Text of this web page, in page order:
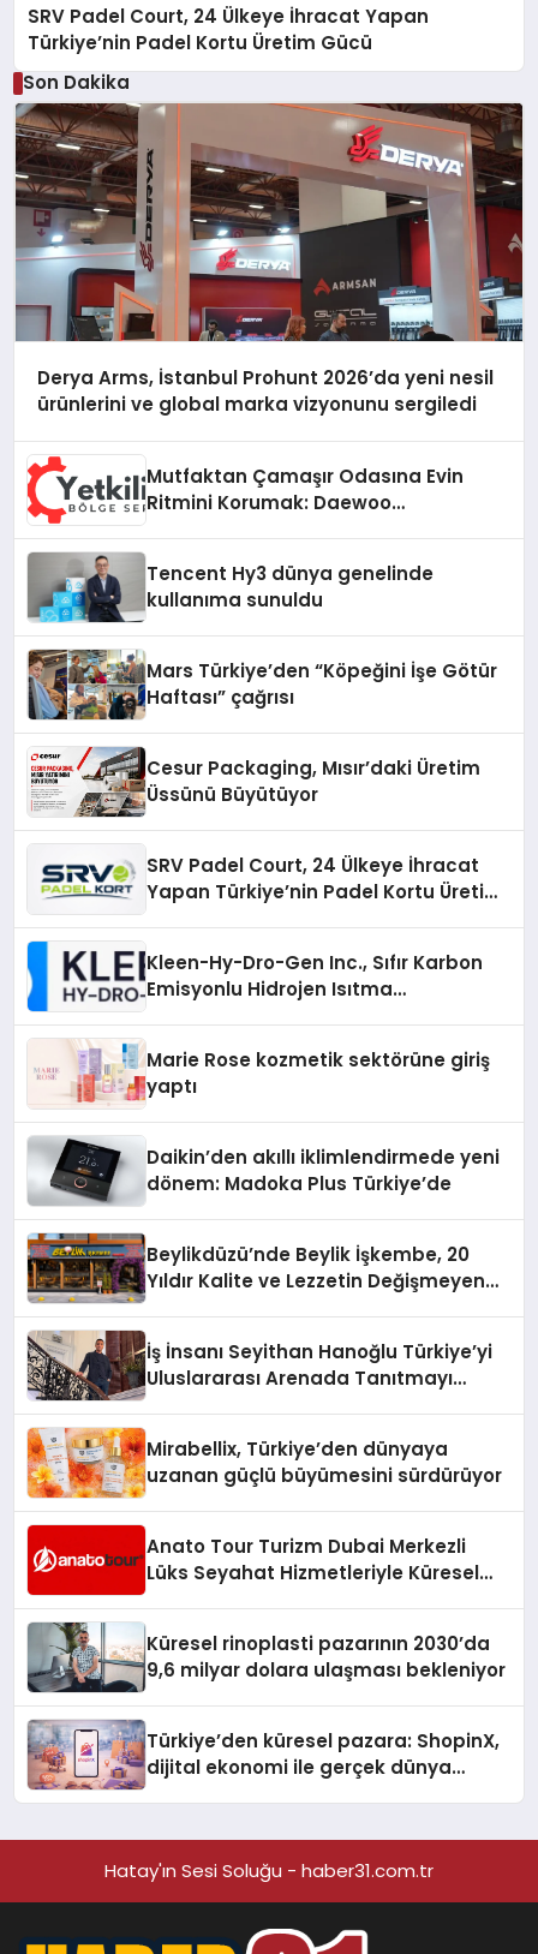
SRV Padel Court, 24 Ülkeye İhracat Yapan
Türkiye’nin Padel Kortu Üretim Gücü
Son Dakika
Derya Arms, İstanbul Prohunt 2026’da yeni nesil
ürünlerini ve global marka vizyonunu sergiledi
Mutfaktan Çamaşır Odasına Evin
Ritmini Korumak: Daewoo
Tencent Hy3 dünya genelinde
kullanıma sunuldu
Mars Türkiye’den “Köpeğini İşe Götür
Haftası” çağrısı
Cesur Packaging, Mısır’daki Üretim
Üssünü Büyütüyor
SRV Padel Court, 24 Ülkeye İhracat
Yapan Türkiye’nin Padel Kortu Üretim
Kleen-Hy-Dro-Gen Inc., Sıfır Karbon
Emisyonlu Hidrojen Isıtma
Marie Rose kozmetik sektörüne giriş
yaptı
Daikin’den akıllı iklimlendirmede yeni
dönem: Madoka Plus Türkiye’de
Beylikdüzü’nde Beylik İşkembe, 20
Yıldır Kalite ve Lezzetin Değişmeyen
İş İnsanı Seyithan Hanoğlu Türkiye’yi
Uluslararası Arenada Tanıtmayı
Mirabellix, Türkiye’den dünyaya
uzanan güçlü büyümesini sürdürüyor
Anato Tour Turizm Dubai Merkezli
Lüks Seyahat Hizmetleriyle Küresel
Küresel rinoplasti pazarının 2030’da
9,6 milyar dolara ulaşması bekleniyor
Türkiye’den küresel pazara: ShopinX,
dijital ekonomi ile gerçek dünya
Hatay'ın Sesi Soluğu - haber31.com.tr